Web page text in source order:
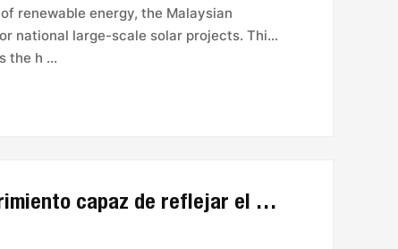
renewable energy, the Malaysian
national large-scale solar projects. This
the h ...
Los científicos crean un nuevo recubrimiento capaz de reflejar el 98% de la radiación sol